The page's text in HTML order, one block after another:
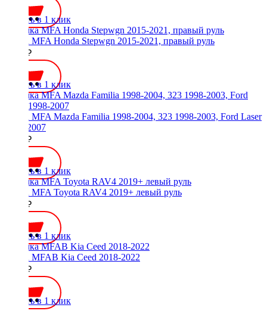
Купить в 1 клик
Рамка MFA Honda Stepwgn 2015-2021, правый руль
1700 ₽
Купить в 1 клик
Рамка MFA Mazda Familia 1998-2004, 323 1998-2003, Ford Laser
1998-2007
1500 ₽
Купить в 1 клик
Рамка MFA Toyota RAV4 2019+ левый руль
2000 ₽
Купить в 1 клик
Рамка MFAB Kia Ceed 2018-2022
2600 ₽
Купить в 1 клик